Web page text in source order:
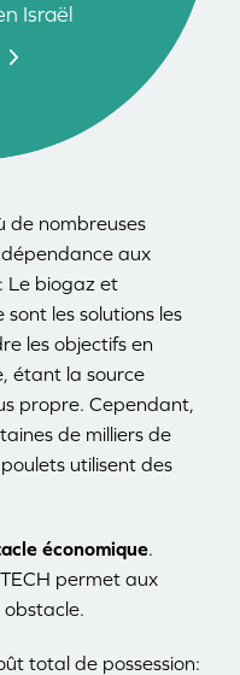
Israël
de nombreuses
aux
Le biogaz et
les solutions les
les objectifs en
étant la source
propre. Cependant,
de milliers de
utilisent des
économique.
permet aux
total de possession: